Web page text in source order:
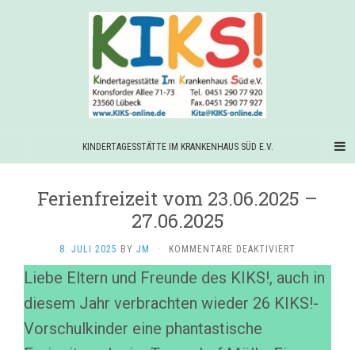
KINDERTAGESSTÄTTE IM KRANKENHAUS SÜD E.V.
Ferienfreizeit vom 23.06.2025 –
27.06.2025
8. JULI 2025 BY JM · KOMMENTARE DEAKTIVIERT
VOM
–
Liebe Eltern und Freunde des KIKS!, auch in
diesem Jahr verbrachten wieder 26 KIKS!-
Vorschulkinder eine phantastische